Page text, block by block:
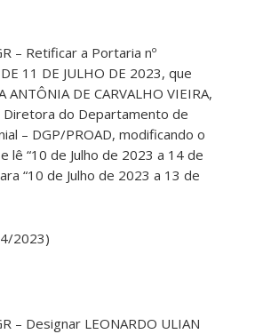
– Retificar a Portaria nº
11 DE JULHO DE 2023, que
ANTÔNIA DE CARVALHO VIEIRA,
do Departamento de
– DGP/PROAD, modificando o
lê “10 de Julho de 2023 a 14 de
“10 de Julho de 2023 a 13 de
2023)
– Designar LEONARDO ULIAN